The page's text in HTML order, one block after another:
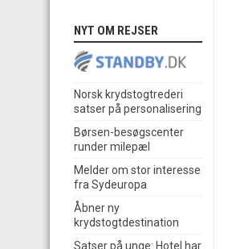
NYT OM REJSER
Norsk krydstogtrederi
satser på personalisering
Børsen-besøgscenter
runder milepæl
Melder om stor interesse
fra Sydeuropa
Åbner ny
krydstogtdestination
Satser på unge: Hotel har